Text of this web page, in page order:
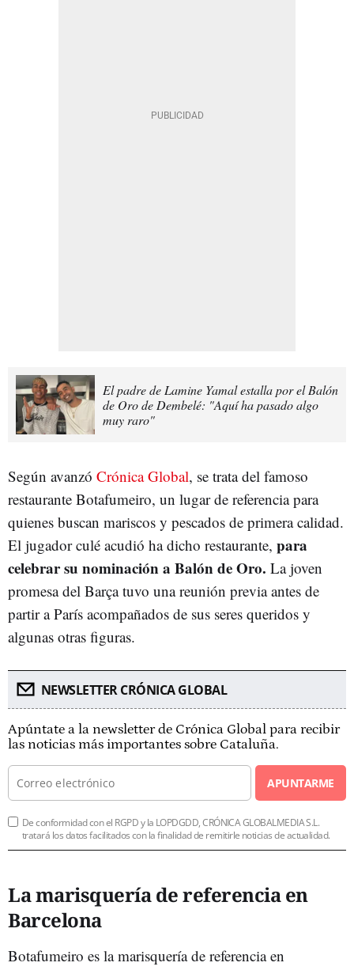
El padre de Lamine Yamal estalla por el Balón
de Oro de Dembelé: "Aquí ha pasado algo
muy raro"
Según avanzó Crónica Global, se trata del famoso
restaurante Botafumeiro, un lugar de referencia para
quienes buscan mariscos y pescados de primera calidad.
El jugador culé acudió ha dicho restaurante, para
celebrar su nominación a Balón de Oro. La joven
promesa del Barça tuvo una reunión previa antes de
partir a París acompañados de sus seres queridos y
algunas otras figuras.
NEWSLETTER CRÓNICA GLOBAL
Apúntate a la newsletter de Crónica Global para recibir
las noticias más importantes sobre Cataluña.
APUNTARME
De conformidad con el RGPD y la LOPDGDD, CRÓNICA GLOBALMEDIA S.L.
tratará los datos facilitados con la finalidad de remitirle noticias de actualidad.
La marisquería de referencia en
Barcelona
Botafumeiro es la marisquería de referencia en